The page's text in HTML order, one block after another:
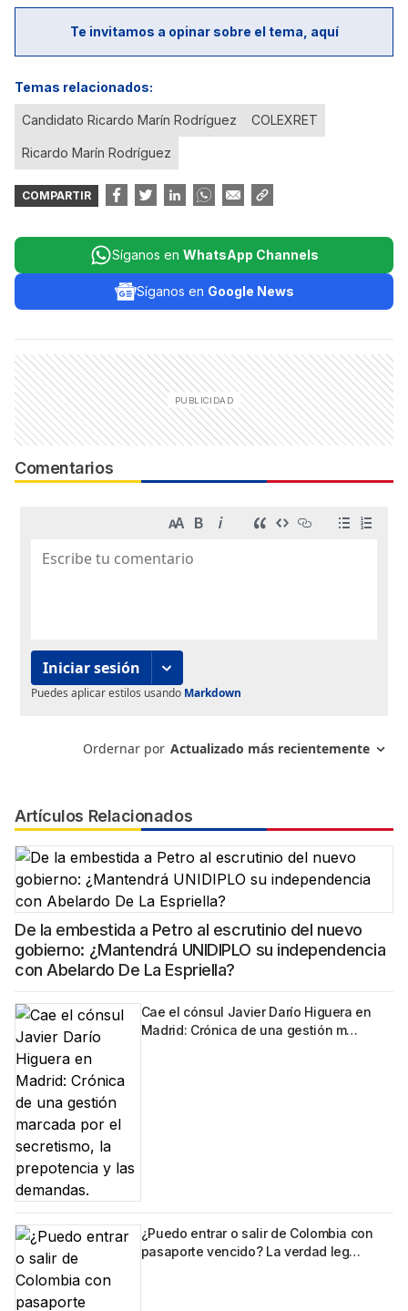
Te invitamos a opinar sobre el tema, aquí
Temas relacionados:
Candidato Ricardo Marín Rodríguez COLEXRET
Ricardo Marín Rodríguez
COMPARTIR
Síganos en WhatsApp Channels
Síganos en Google News
Comentarios
Artículos Relacionados
De la embestida a Petro al escrutinio del nuevo
gobierno: ¿Mantendrá UNIDIPLO su independencia
con Abelardo De La Espriella?
Cae el cónsul Javier Darío Higuera en
Madrid: Crónica de una gestión m…
¿Puedo entrar o salir de Colombia con
pasaporte vencido? La verdad leg…